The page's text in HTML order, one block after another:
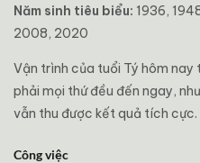
Năm sinh tiêu biểu: 1936,
2008, 2020
Vận trình của tuổi Tý hôm nay
phải mọi thứ đều đến ngay,
vẫn thu được kết quả tích cực.
Công việc